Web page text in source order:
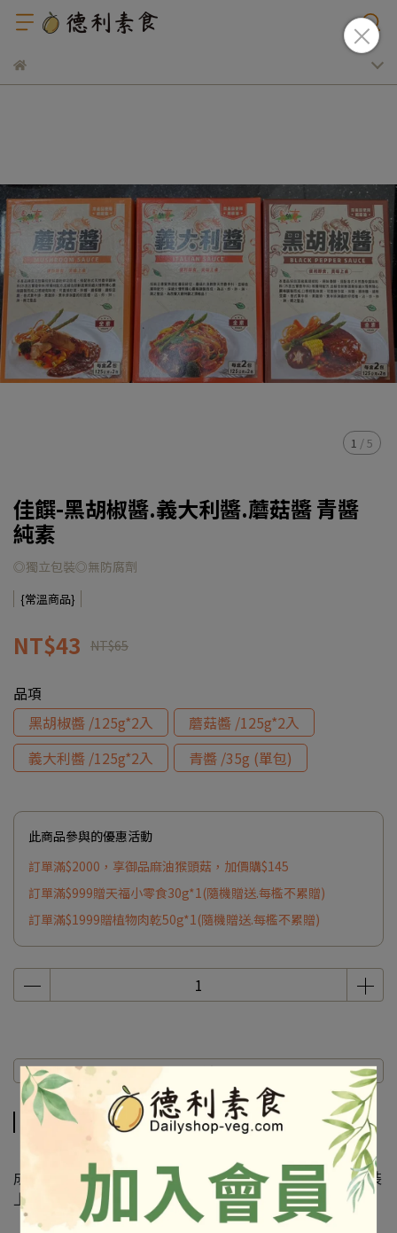
1 /5
佳饌-黑胡椒醬.義大利醬.蘑菇醬 青醬
純素
◎獨立包裝◎無防腐劑
{常溫商品}
NT$43 NT$65
品項
黑胡椒醬 /125g*2入
蘑菇醬 /125g*2入
義大利醬 /125g*2入
青醬 /35g (單包)
此商品參與的優惠活動
訂單滿$2000，享御品麻油猴頭菇，加價購$145
訂單滿$999贈天福小零食30g*1(隨機贈送.每檻不累贈)
訂單滿$1999贈植物肉乾50g*1(隨機贈送.每檻不累贈)
商品介紹
商品介紹
成份及營養標示如圖所示，若與圖片有差異時，以實際包裝
上標示為準